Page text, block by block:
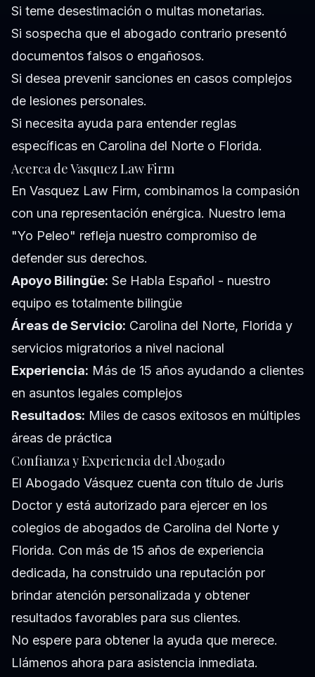
Si teme desestimación o multas monetarias.
Si sospecha que el abogado contrario presentó
documentos falsos o engañosos.
Si desea prevenir sanciones en casos complejos
de lesiones personales.
Si necesita ayuda para entender reglas
específicas en Carolina del Norte o Florida.
Acerca de Vasquez Law Firm
En Vasquez Law Firm, combinamos la compasión
con una representación enérgica. Nuestro lema
"Yo Peleo" refleja nuestro compromiso de
defender sus derechos.
Apoyo Bilingüe: Se Habla Español - nuestro
equipo es totalmente bilingüe
Áreas de Servicio: Carolina del Norte, Florida y
servicios migratorios a nivel nacional
Experiencia: Más de 15 años ayudando a clientes
en asuntos legales complejos
Resultados: Miles de casos exitosos en múltiples
áreas de práctica
Confianza y Experiencia del Abogado
El Abogado Vásquez cuenta con título de Juris
Doctor y está autorizado para ejercer en los
colegios de abogados de Carolina del Norte y
Florida. Con más de 15 años de experiencia
dedicada, ha construido una reputación por
brindar atención personalizada y obtener
resultados favorables para sus clientes.
No espere para obtener la ayuda que merece.
Llámenos ahora para asistencia inmediata.